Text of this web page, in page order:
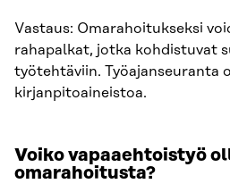
Vastaus: Omarahoitukseksi
rahapalkat, jotka kohdistuvat
työtehtäviin. Työajanseuranta
kirjanpitoaineistoa.
Voiko vapaaehtoistyö
omarahoitusta?